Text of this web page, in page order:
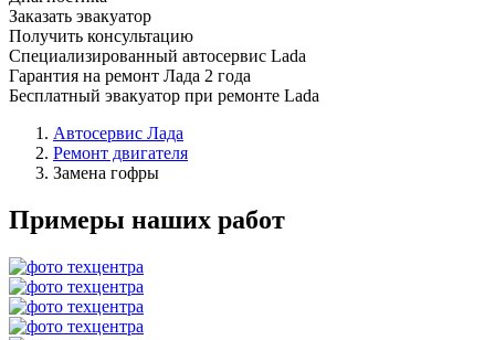
Заказать эвакуатор
Получить консультацию
Специализированный автосервис Lada
Гарантия на ремонт Лада 2 года
Бесплатный эвакуатор при ремонте Lada
Автосервис Лада
Ремонт двигателя
Замена гофры
Примеры наших работ